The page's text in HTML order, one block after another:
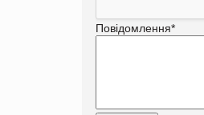
Повідомлення*